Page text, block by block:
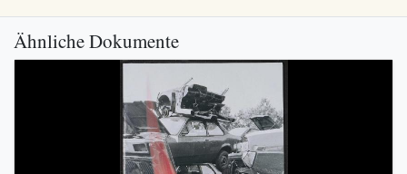
Ähnliche Dokumente